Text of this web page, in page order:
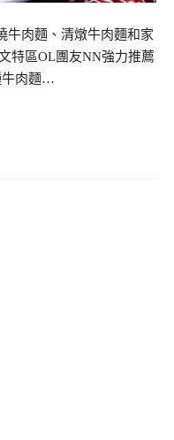
牛肉麵、清燉牛肉麵和家
特區OL團友NN強力推薦
牛肉麵…